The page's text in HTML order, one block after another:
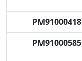
PM91000418
PM91000585